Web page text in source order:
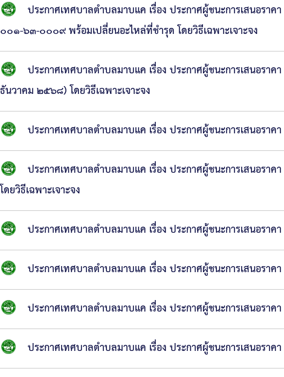
ประกาศเทศบาลตำบลมาบแค เรื่อง ประกาศผู้ชนะการเสนอ
๐๐๑-๖๓-๐๐๐๙ พร้อมเปลี่ยนอะไหล่ที่ชำรุด โดยวิธีเฉพาะเจาะจง
ประกาศเทศบาลตำบลมาบแค เรื่อง ประกาศผู้ชนะการเสนอร
ธันวาคม ๒๕๖๘) โดยวิธีเฉพาะเจาะจง
ประกาศเทศบาลตำบลมาบแค เรื่อง ประกาศผู้ชนะการเสนอรา
ประกาศเทศบาลตำบลมาบแค เรื่อง ประกาศผู้ชนะการเสนอร
โดยวิธีเฉพาะเจาะจง
ประกาศเทศบาลตำบลมาบแค เรื่อง ประกาศผู้ชนะการเสนอรา
ประกาศเทศบาลตำบลมาบแค เรื่อง ประกาศผู้ชนะการเสนอราค
ประกาศเทศบาลตำบลมาบแค เรื่อง ประกาศผู้ชนะการเสนอรา
ประกาศเทศบาลตำบลมาบแค เรื่อง ประกาศผู้ชนะการเสนอร